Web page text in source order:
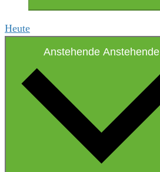
Heute
Anstehende Anstehende